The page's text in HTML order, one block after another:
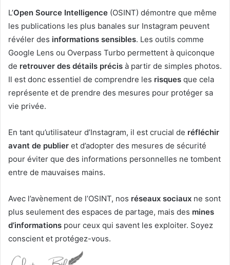
L’Open Source Intelligence (OSINT) démontre que même
les publications les plus banales sur Instagram peuvent
révéler des informations sensibles. Les outils comme
Google Lens ou Overpass Turbo permettent à quiconque
de retrouver des détails précis à partir de simples photos.
Il est donc essentiel de comprendre les risques que cela
représente et de prendre des mesures pour protéger sa
vie privée.
En tant qu’utilisateur d’Instagram, il est crucial de réfléchir
avant de publier et d’adopter des mesures de sécurité
pour éviter que des informations personnelles ne tombent
entre de mauvaises mains.
Avec l’avènement de l’OSINT, nos réseaux sociaux ne sont
plus seulement des espaces de partage, mais des mines
d’informations pour ceux qui savent les exploiter. Soyez
conscient et protégez-vous.